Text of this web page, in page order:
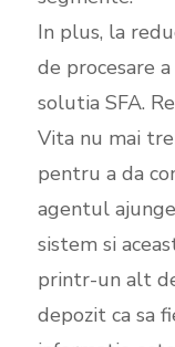
In plus, la
de procesare
solutia SFA.
Vita nu mai
pentru a da
agentul
sistem si
printr-un alt
depozit ca sa